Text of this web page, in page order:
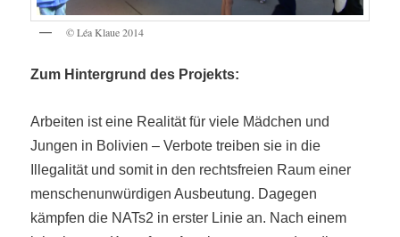
© Léa Klaue 2014
Zum Hintergrund des Projekts:
Arbeiten ist eine Realität für viele Mädchen und
Jungen in Bolivien – Verbote treiben sie in die
Illegalität und somit in den rechtsfreien Raum einer
menschenunwürdigen Ausbeutung. Dagegen
kämpfen die NATs2 in erster Linie an. Nach einem